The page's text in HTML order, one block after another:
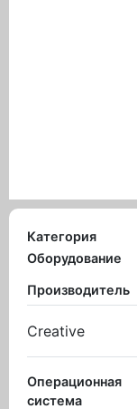
Категория
Оборудование
Производитель
Creative
Операционная
система